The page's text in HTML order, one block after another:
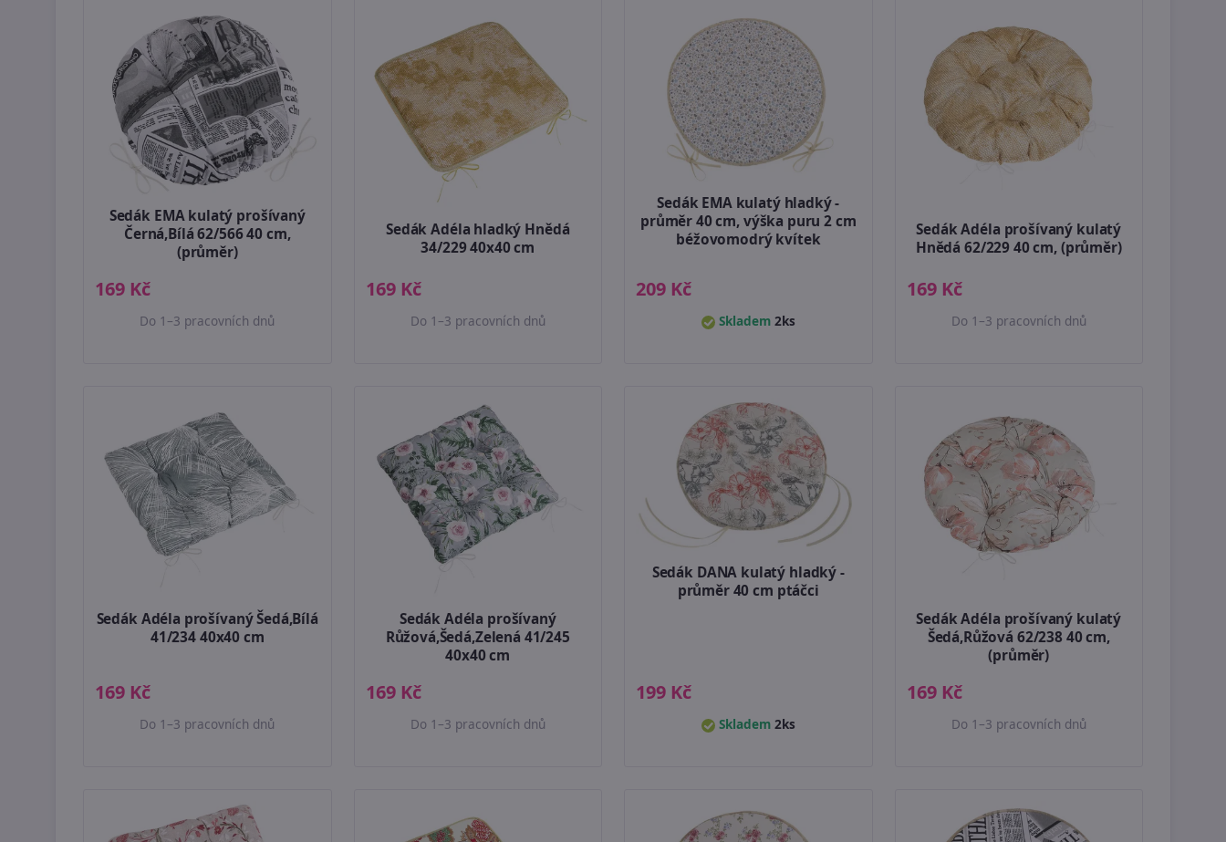
Sedák EMA kulatý prošívaný
Černá,Bílá 62/566 40 cm,
(průměr)
169 Kč
Do 1–3 pracovních dnů
Sedák Adéla hladký Hnědá
34/229 40x40 cm
169 Kč
Do 1–3 pracovních dnů
Sedák EMA kulatý hladký -
průměr 40 cm, výška puru 2 cm
béžovomodrý kvítek
209 Kč
Skladem 2ks
Sedák Adéla prošívaný kulatý
Hnědá 62/229 40 cm, (průměr)
169 Kč
Do 1–3 pracovních dnů
Sedák Adéla prošívaný Šedá,Bílá
41/234 40x40 cm
169 Kč
Do 1–3 pracovních dnů
Sedák Adéla prošívaný
Růžová,Šedá,Zelená 41/245
40x40 cm
169 Kč
Do 1–3 pracovních dnů
Sedák DANA kulatý hladký -
průměr 40 cm ptáčci
199 Kč
Skladem 2ks
Sedák Adéla prošívaný kulatý
Šedá,Růžová 62/238 40 cm,
(průměr)
169 Kč
Do 1–3 pracovních dnů